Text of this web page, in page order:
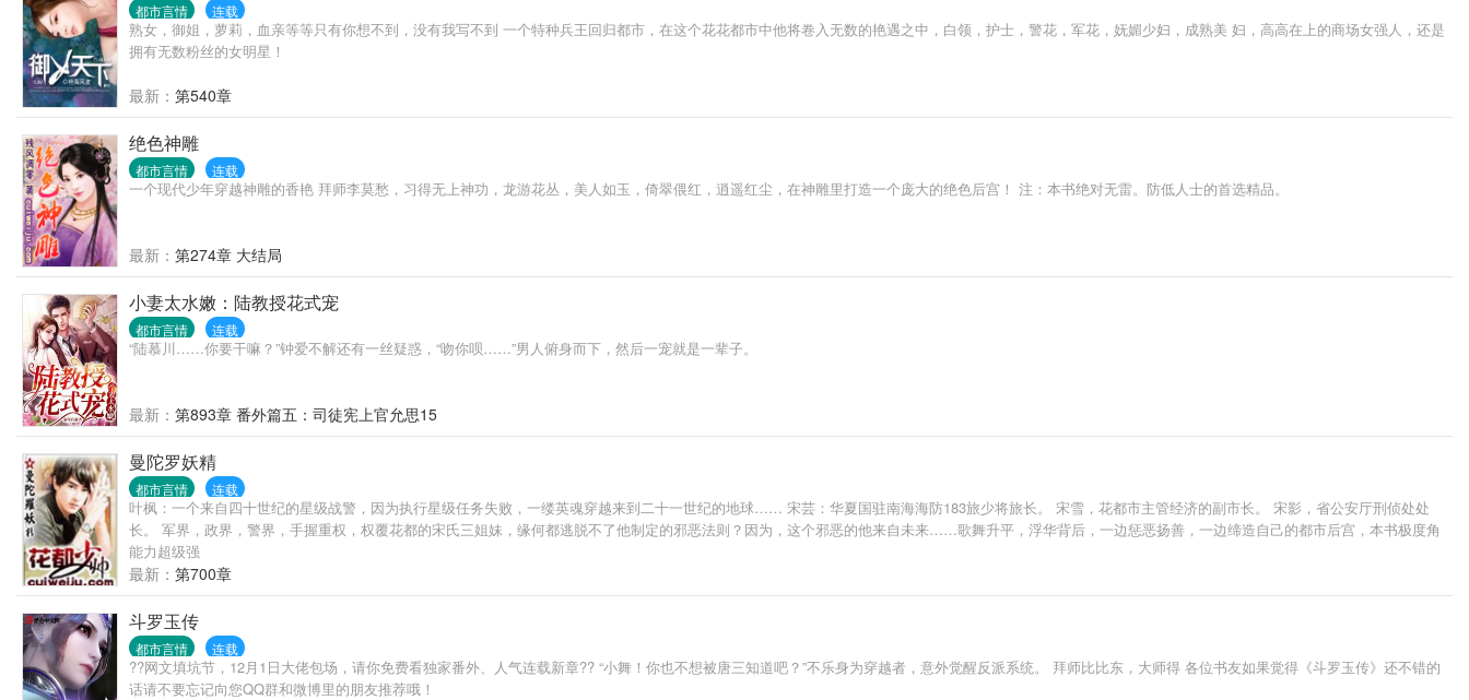
都市言情 连载
熟女，御姐，萝莉，血亲等等只有你想不到，没有我写不到 一个特种兵王回归都市，在这个花花都市中他将卷入无数的艳遇之中，白领，护士，警花，军花，妩媚少妇，成熟美 妇，高高在上的商场女强人，还是
拥有无数粉丝的女明星！
最新： 第540章
绝色神雕
都市言情 连载
一个现代少年穿越神雕的香艳 拜师李莫愁，习得无上神功，龙游花丛，美人如玉，倚翠偎红，逍遥红尘，在神雕里打造一个庞大的绝色后宫！ 注：本书绝对无雷。防低人士的首选精品。
最新： 第274章 大结局
小妻太水嫩：陆教授花式宠
都市言情 连载
“陆慕川……你要干嘛？”钟爱不解还有一丝疑惑，“吻你呗……”男人俯身而下，然后一宠就是一辈子。
最新： 第893章 番外篇五：司徒宪上官允思15
曼陀罗妖精
都市言情 连载
叶枫：一个来自四十世纪的星级战警，因为执行星级任务失败，一缕英魂穿越来到二十一世纪的地球…… 宋芸：华夏国驻南海海防183旅少将旅长。 宋雪，花都市主管经济的副市长。 宋影，省公安厅刑侦处处
长。 军界，政界，警界，手握重权，权覆花都的宋氏三姐妹，缘何都逃脱不了他制定的邪恶法则？因为，这个邪恶的他来自未来……歌舞升平，浮华背后，一边惩恶扬善，一边缔造自己的都市后宫，本书极度角
能力超级强
最新： 第700章
斗罗玉传
都市言情 连载
??网文填坑节，12月1日大佬包场，请你免费看独家番外、人气连载新章?? “小舞！你也不想被唐三知道吧？”不乐身为穿越者，意外觉醒反派系统。 拜师比比东，大师得 各位书友如果觉得《斗罗玉传》还不错的
话请不要忘记向您QQ群和微博里的朋友推荐哦！